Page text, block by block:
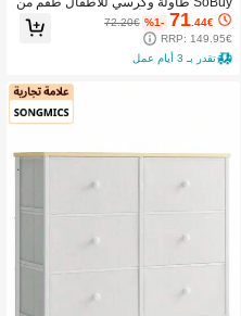
طاولة وكرسي للأطفال لمجموعة جلوس
الأطفال داخل مجموعة طاولة وكرسي لل
رسم والألوان للأطفال
71.44€
%1-
72.20€
RRP: 149.95€
تقدر بـ 3 أيام عمل